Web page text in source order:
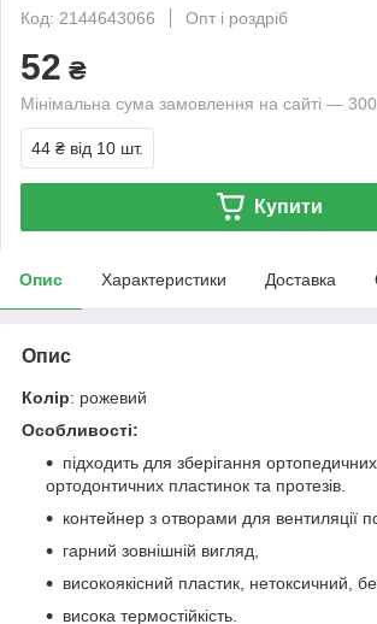
Код: 2144643066
Опт і роздріб
52 ₴
Мінімальна сума замовлення на сайті —
44 ₴ від 10 шт.
Купити
Опис Характеристики Доставка
Опис
Колір: рожевий
Особливості:
підходить для зберігання ортопедичних
ортодонтичних пластинок та протезів.
контейнер з отворами для вентиляції
гарний зовнішній вигляд,
високоякісний пластик, нетоксичний,
висока термостійкість.